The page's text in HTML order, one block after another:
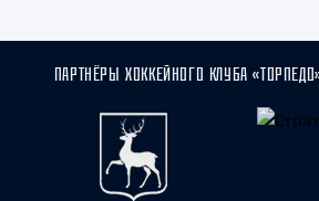
ПАРТНЁРЫ ХОККЕЙНОГО КЛУБА